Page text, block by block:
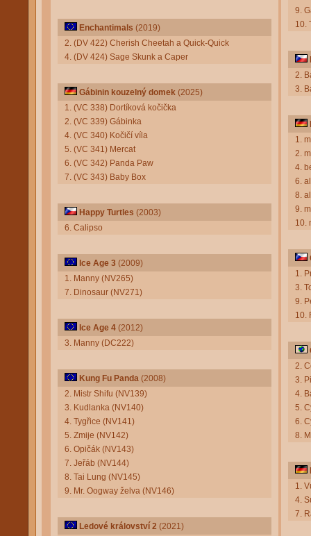
Enchantimals (2019)
2. (DV 422) Cherish Cheetah a Quick-Quick
4. (DV 424) Sage Skunk a Caper
Gábinin kouzelný domek (2025)
1. (VC 338) Dortíková kočička
2. (VC 339) Gábinka
4. (VC 340) Kočičí víla
5. (VC 341) Mercat
6. (VC 342) Panda Paw
7. (VC 343) Baby Box
Happy Turtles (2003)
6. Calipso
Ice Age 3 (2009)
1. Manny (NV265)
7. Dinosaur (NV271)
Ice Age 4 (2012)
3. Manny (DC222)
Kung Fu Panda (2008)
2. Mistr Shifu (NV139)
3. Kudlanka (NV140)
4. Tygřice (NV141)
5. Zmije (NV142)
6. Opičák (NV143)
7. Jeřáb (NV144)
8. Tai Lung (NV145)
9. Mr. Oogway želva (NV146)
Ledové království 2 (2021)
9.
10.
2.
3.
1.
2.
4.
6.
8.
9.
10.
1.
3.
9.
10.
2.
3.
4.
5.
6.
8.
1.
4.
7.